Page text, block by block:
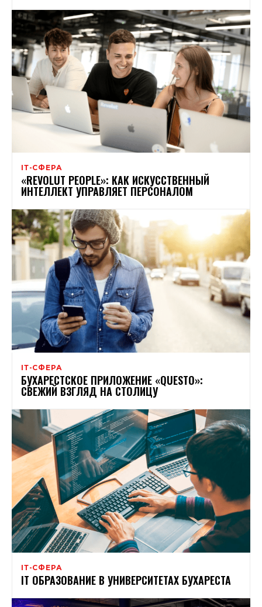
ІТ-СФЕРА
«REVOLUT PEOPLE»: КАК ИСКУССТВЕННЫЙ
ИНТЕЛЛЕКТ УПРАВЛЯЕТ ПЕРСОНАЛОМ
ІТ-СФЕРА
БУХАРЕСТСКОЕ ПРИЛОЖЕНИЕ «QUESTO»:
СВЕЖИЙ ВЗГЛЯД НА СТОЛИЦУ
ІТ-СФЕРА
IT ОБРАЗОВАНИЕ В УНИВЕРСИТЕТАХ БУХАРЕСТА